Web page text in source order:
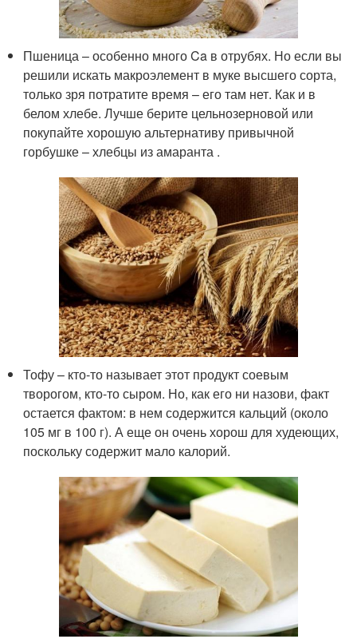
Пшеница – особенно много Ca в отрубях. Но если вы
решили искать макроэлемент в муке высшего сорта,
только зря потратите время – его там нет. Как и в
белом хлебе. Лучше берите цельнозерновой или
покупайте хорошую альтернативу привычной
горбушке – хлебцы из амаранта .
Тофу – кто-то называет этот продукт соевым
творогом, кто-то сыром. Но, как его ни назови, факт
остается фактом: в нем содержится кальций (около
105 мг в 100 г). А еще он очень хорош для худеющих,
поскольку содержит мало калорий.